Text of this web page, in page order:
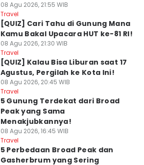
08 Agu 2026, 21:55 WIB
Travel
[QUIZ] Cari Tahu di Gunung Mana
Kamu Bakal Upacara HUT ke-81 RI!
08 Agu 2026, 21:30 WIB
Travel
[QUIZ] Kalau Bisa Liburan saat 17
Agustus, Pergilah ke Kota Ini!
08 Agu 2026, 20:45 WIB
Travel
5 Gunung Terdekat dari Broad
Peak yang Sama
Menakjubkannya!
08 Agu 2026, 16:45 WIB
Travel
5 Perbedaan Broad Peak dan
Gasherbrum yang Sering